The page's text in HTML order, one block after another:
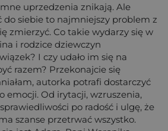
uprzedzenia znikają. Ale
do siebie to najmniejszy problem z
zmierzyć. Co takie wydarzy się w
i rodzice dziewczyn
I czy udało im się na
razem? Przekonajcie się
autorka potrafi dostarczyć
emocji. Od irytacji, wzruszenia,
po radość i ulgę, że
szanse przetrwać wszystko.